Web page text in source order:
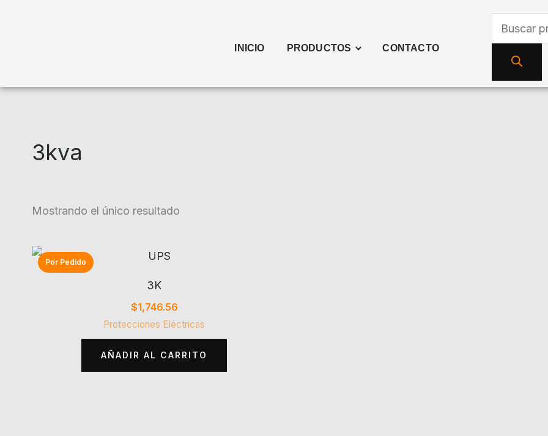
INICIO PRODUCTOS CONTACTO
Búsqueda
de
productos
3kva
Mostrando el único resultado
Por Pedido
3K
$1,746.56
Protecciones Eléctricas
AÑADIR AL CARRITO